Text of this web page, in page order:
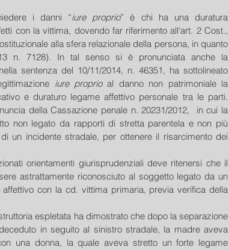
i danni “iure proprio” è chi ha una duratura
con la vittima, dovendo far riferimento all'art. 2 Cost.,
alla sfera relazionale della persona, in quanto
n. 7128). In tal senso si è pronunciata anche la
sentenza del 10/11/2014, n. 46351, ha sottolineato
iure proprio al danno non patrimoniale la
e duraturo legame affettivo personale tra le parti.
della Cassazione penale n. 20231/2012,  in cui la
non legato da rapporti di stretta parentela e non più
un incidente stradale, per ottenere il risarcimento dei
orientamenti giurisprudenziali deve ritenersi che il
astrattamente riconosciuto al soggetto legato da un
con la cd. vittima primaria, previa verifica della
espletata ha dimostrato che dopo la separazione
in seguito al sinistro stradale, la madre aveva
una donna, la quale aveva stretto un forte legame